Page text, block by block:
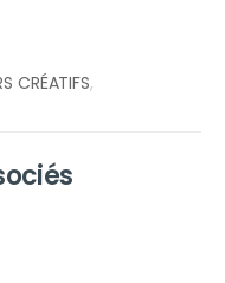
CRÉATIFS,